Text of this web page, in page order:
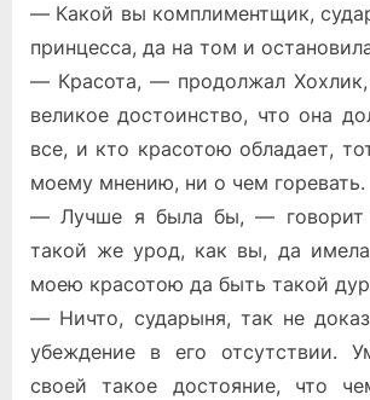
— Какой вы комплиментщик,
принцесса, да на том и
— Красота, — продолжал
великое достоинство, что она
все, и кто красотою обладает,
моему мнению, ни о чем горевать.
— Лучше я была бы, — говорит
такой же урод, как вы, да
моею красотою да быть такой
— Ничто, сударыня, так не
убеждение в его отсутствии.
своей такое достояние, что